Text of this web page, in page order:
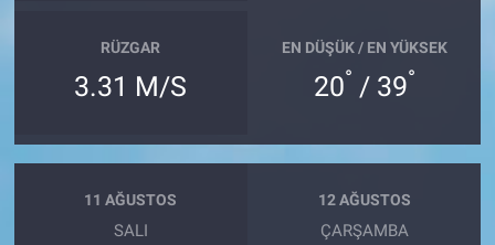
RÜZGAR
3.31 M/S
EN DÜŞÜK / EN YÜKSEK
20° / 39°
11 AĞUSTOS
SALI
12 AĞUSTOS
ÇARŞAMBA